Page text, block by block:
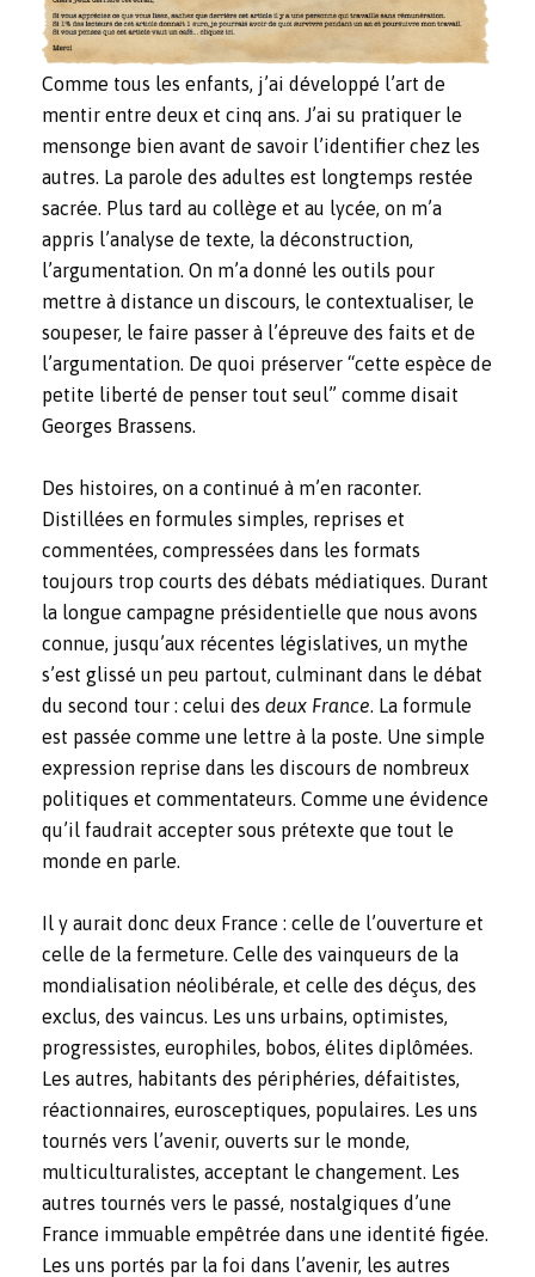
Comme tous les enfants, j’ai développé l’art de
mentir entre deux et cinq ans. J’ai su pratiquer le
mensonge bien avant de savoir l’identifier chez les
autres. La parole des adultes est longtemps restée
sacrée. Plus tard au collège et au lycée, on m’a
appris l’analyse de texte, la déconstruction,
l’argumentation. On m’a donné les outils pour
mettre à distance un discours, le contextualiser, le
soupeser, le faire passer à l’épreuve des faits et de
l’argumentation. De quoi préserver “cette espèce de
petite liberté de penser tout seul” comme disait
Georges Brassens.
Des histoires, on a continué à m’en raconter.
Distillées en formules simples, reprises et
commentées, compressées dans les formats
toujours trop courts des débats médiatiques. Durant
la longue campagne présidentielle que nous avons
connue, jusqu’aux récentes législatives, un mythe
s’est glissé un peu partout, culminant dans le débat
du second tour : celui des deux France. La formule
est passée comme une lettre à la poste. Une simple
expression reprise dans les discours de nombreux
politiques et commentateurs. Comme une évidence
qu’il faudrait accepter sous prétexte que tout le
monde en parle.
Il y aurait donc deux France : celle de l’ouverture et
celle de la fermeture. Celle des vainqueurs de la
mondialisation néolibérale, et celle des déçus, des
exclus, des vaincus. Les uns urbains, optimistes,
progressistes, europhiles, bobos, élites diplômées.
Les autres, habitants des périphéries, défaitistes,
réactionnaires, eurosceptiques, populaires. Les uns
tournés vers l’avenir, ouverts sur le monde,
multiculturalistes, acceptant le changement. Les
autres tournés vers le passé, nostalgiques d’une
France immuable empêtrée dans une identité figée.
Les uns portés par la foi dans l’avenir, les autres